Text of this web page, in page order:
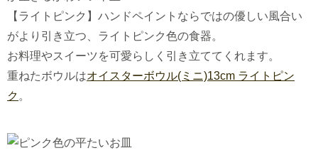
【ライトピンク】ハンドペイントならではの優しい風合い
がより引き立つ、ライトピンク色の食器。
お料理やスイーツを可愛らしく引き立ててくれます。
重ねたボウルはオイスターボウル(ミニ)13cm ライトピン
ク 。